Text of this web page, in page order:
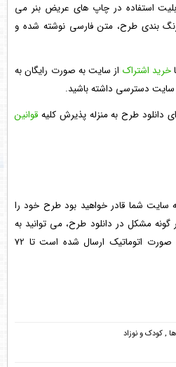
استفاده در چاپ های عریض بنر می
بندی طرح، متن فارسی نوشته شده و
خرید اشتراک از سایت به صورت رایگان به
سایت دسترسی داشته باشید.
دانلود طرح به منزله پذیرش کلیه قوانین
شما قادر خواهید بود طرح خود را
گونه مشکل در دانلود طرح، می توانید به
لینک طرح در ایمیل خود که به صورت اتوماتیک ارسال شده است تا 72
,کودک و نوزاد